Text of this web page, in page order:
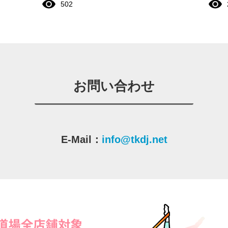
502
お問い合わせ
E-Mail： info@tkdj.net